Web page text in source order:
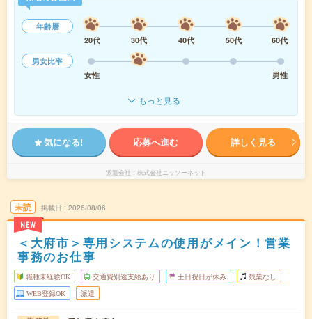
年齢層
20代
30代 40代 50代
60代
男女比率
女性
男性
もっと見る
気になる! 応募へ進む 詳しく見る
派遣会社 株式会社ニッソーネット
未読
NEW
掲載日 2026/08/06
＜大府市＞専用システムの使用がメイン！営業
事務のお仕事
職種未経験OK 交通費別途支給あり 土日祝日が休み 残業なし
WEB登録OK 派遣